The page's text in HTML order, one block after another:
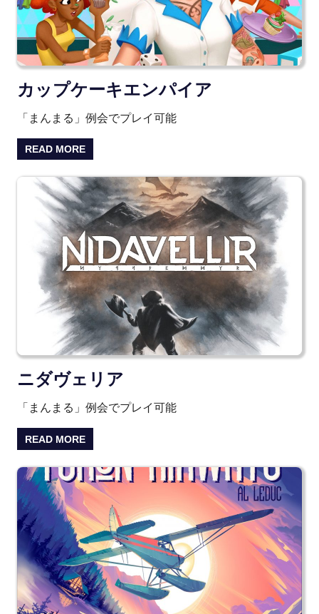
カップケーキエンパイア
「まんまる」例会でプレイ可能
READ MORE
ニダヴェリア
「まんまる」例会でプレイ可能
READ MORE